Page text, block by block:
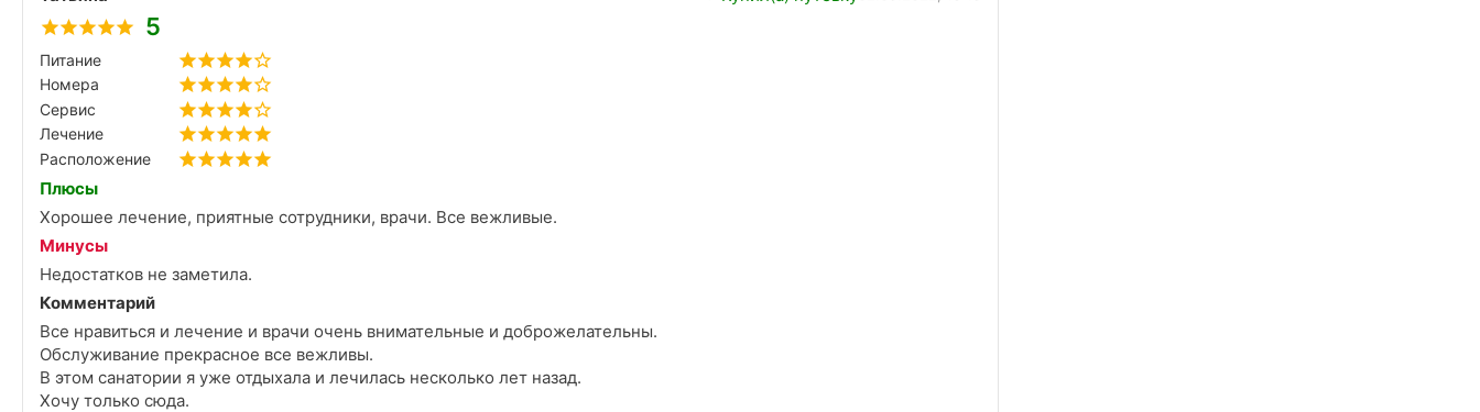
5
Питание
Номера
Сервис
Лечение
Расположение
Плюсы
Хорошее лечение, приятные сотрудники, врачи. Все вежливые.
Минусы
Недостатков не заметила.
Комментарий
Все нравиться и лечение и врачи очень внимательные и доброжелательны.
Обслуживание прекрасное все вежливы.
В этом санатории я уже отдыхала и лечилась несколько лет назад.
Хочу только сюда.